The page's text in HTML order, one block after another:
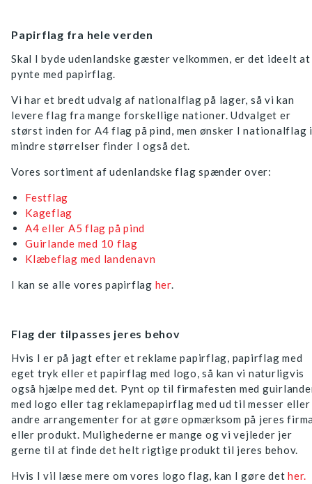
Papirflag fra hele verden
Skal I byde udenlandske gæster velkommen, er det ideelt at
pynte med papirflag.
Vi har et bredt udvalg af nationalflag på lager, så vi kan
levere flag fra mange forskellige nationer. Udvalget er
størst inden for A4 flag på pind, men ønsker I nationalflag i
mindre størrelser finder I også det.
Vores sortiment af udenlandske flag spænder over:
Festflag
Kageflag
A4 eller A5 flag på pind
Guirlande med 10 flag
Klæbeflag med landenavn
I kan se alle vores papirflag her.
Flag der tilpasses jeres behov
Hvis I er på jagt efter et reklame papirflag, papirflag med
eget tryk eller et papirflag med logo, så kan vi naturligvis
også hjælpe med det. Pynt op til firmafesten med
med logo eller tag reklamepapirflag med ud til messer eller
andre arrangementer for at gøre opmærksom på jeres
eller produkt. Mulighederne er mange og vi vejleder jer
gerne til at finde det helt rigtige produkt til jeres behov.
Hvis I vil læse mere om vores logo flag, kan I gøre det her.